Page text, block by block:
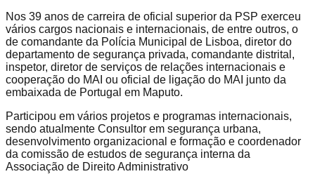
Nos 39 anos de carreira de oficial superior da PSP exerceu
vários cargos nacionais e internacionais, de entre outros, o
de comandante da Polícia Municipal de Lisboa, diretor do
departamento de segurança privada, comandante distrital,
inspetor, diretor de serviços de relações internacionais e
cooperação do MAI ou oficial de ligação do MAI junto da
embaixada de Portugal em Maputo.
Participou em vários projetos e programas internacionais,
sendo atualmente Consultor em segurança urbana,
desenvolvimento organizacional e formação e coordenador
da comissão de estudos de segurança interna da
Associação de Direito Administrativo